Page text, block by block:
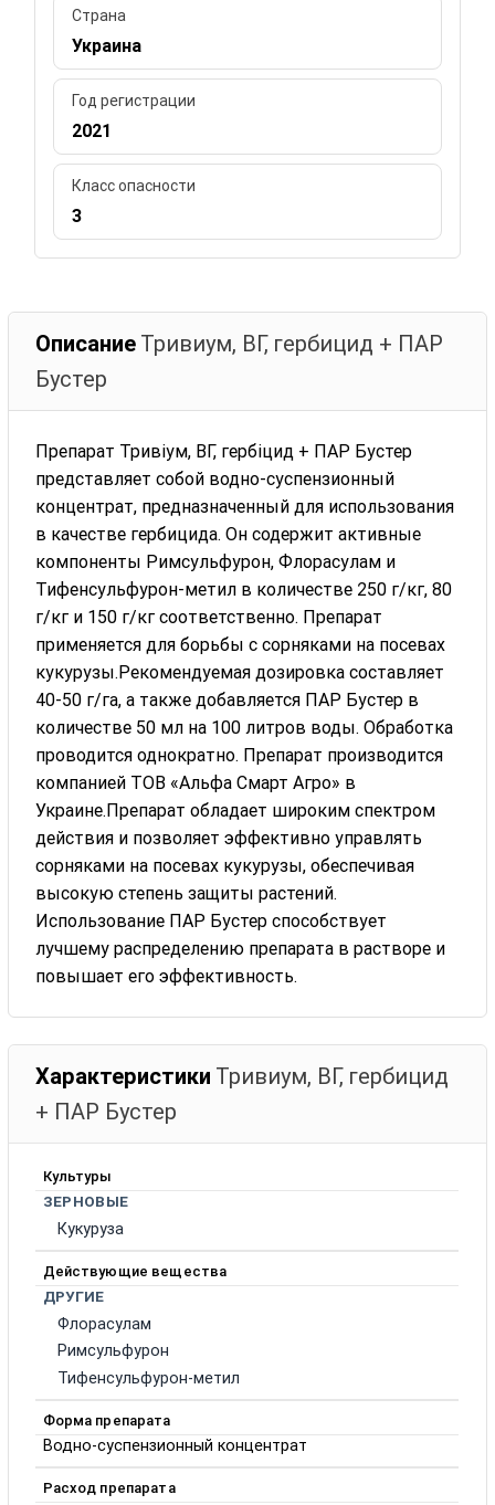
Страна
Украина
Год регистрации
2021
Класс опасности
3
Описание Тривиум, ВГ, гербицид + ПАР
Бустер
Препарат Тривіум, ВГ, гербіцид + ПАР Бустер
представляет собой водно-суспензионный
концентрат, предназначенный для использования
в качестве гербицида. Он содержит активные
компоненты Римсульфурон, Флорасулам и
Тифенсульфурон-метил в количестве 250 г/кг, 80
г/кг и 150 г/кг соответственно. Препарат
применяется для борьбы с сорняками на посевах
кукурузы.Рекомендуемая дозировка составляет
40-50 г/га, а также добавляется ПАР Бустер в
количестве 50 мл на 100 литров воды. Обработка
проводится однократно. Препарат производится
компанией ТОВ «Альфа Смарт Агро» в
Украине.Препарат обладает широким спектром
действия и позволяет эффективно управлять
сорняками на посевах кукурузы, обеспечивая
высокую степень защиты растений.
Использование ПАР Бустер способствует
лучшему распределению препарата в растворе и
повышает его эффективность.
Характеристики Тривиум, ВГ, гербицид
+ ПАР Бустер
Культуры
ЗЕРНОВЫЕ
Кукуруза
Действующие вещества
ДРУГИЕ
Флорасулам
Римсульфурон
Тифенсульфурон-метил
Форма препарата
Водно-суспензионный концентрат
Расход препарата